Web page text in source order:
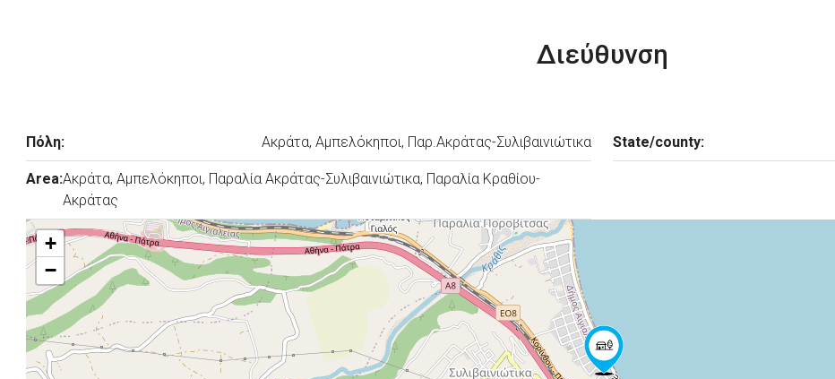
Διεύθυνση
Πόλη: Ακράτα, Αμπελόκηποι, Παρ.Ακράτας-Συλιβαινιώτικα State/county:
Area:Ακράτα, Αμπελόκηποι, Παραλία Ακράτας-Συλιβαινιώτικα, Παραλία Κραθίου-
Ακράτας
+
−